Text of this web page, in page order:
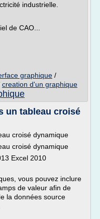
industrielle.
de CAO...
graphique /
creation d'un graphique
un tableau croisé
croisé dynamique
croisé dynamique
Excel 2010
vous pouvez inclure
de valeur afin de
la données source